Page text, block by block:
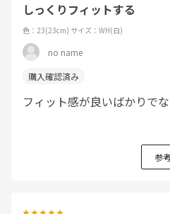
しっくりフィットする
色：23(23cm) サイズ：WH(白)
no name
フィット感が良いばかりで
参